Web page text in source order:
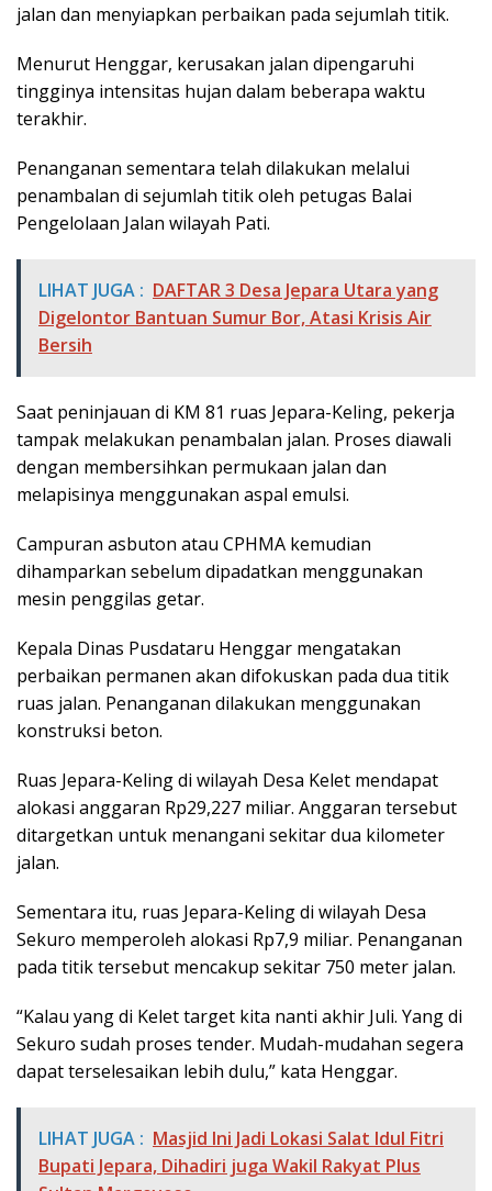
jalan dan menyiapkan perbaikan pada sejumlah titik.
Menurut Henggar, kerusakan jalan dipengaruhi
tingginya intensitas hujan dalam beberapa waktu
terakhir.
Penanganan sementara telah dilakukan melalui
penambalan di sejumlah titik oleh petugas Balai
Pengelolaan Jalan wilayah Pati.
LIHAT JUGA : DAFTAR 3 Desa Jepara Utara yang
Digelontor Bantuan Sumur Bor, Atasi Krisis Air
Bersih
Saat peninjauan di KM 81 ruas Jepara-Keling, pekerja
tampak melakukan penambalan jalan. Proses diawali
dengan membersihkan permukaan jalan dan
melapisinya menggunakan aspal emulsi.
Campuran asbuton atau CPHMA kemudian
dihamparkan sebelum dipadatkan menggunakan
mesin penggilas getar.
Kepala Dinas Pusdataru Henggar mengatakan
perbaikan permanen akan difokuskan pada dua titik
ruas jalan. Penanganan dilakukan menggunakan
konstruksi beton.
Ruas Jepara-Keling di wilayah Desa Kelet mendapat
alokasi anggaran Rp29,227 miliar. Anggaran tersebut
ditargetkan untuk menangani sekitar dua kilometer
jalan.
Sementara itu, ruas Jepara-Keling di wilayah Desa
Sekuro memperoleh alokasi Rp7,9 miliar. Penanganan
pada titik tersebut mencakup sekitar 750 meter jalan.
“Kalau yang di Kelet target kita nanti akhir Juli. Yang di
Sekuro sudah proses tender. Mudah-mudahan segera
dapat terselesaikan lebih dulu,” kata Henggar.
LIHAT JUGA : Masjid Ini Jadi Lokasi Salat Idul Fitri
Bupati Jepara, Dihadiri juga Wakil Rakyat Plus